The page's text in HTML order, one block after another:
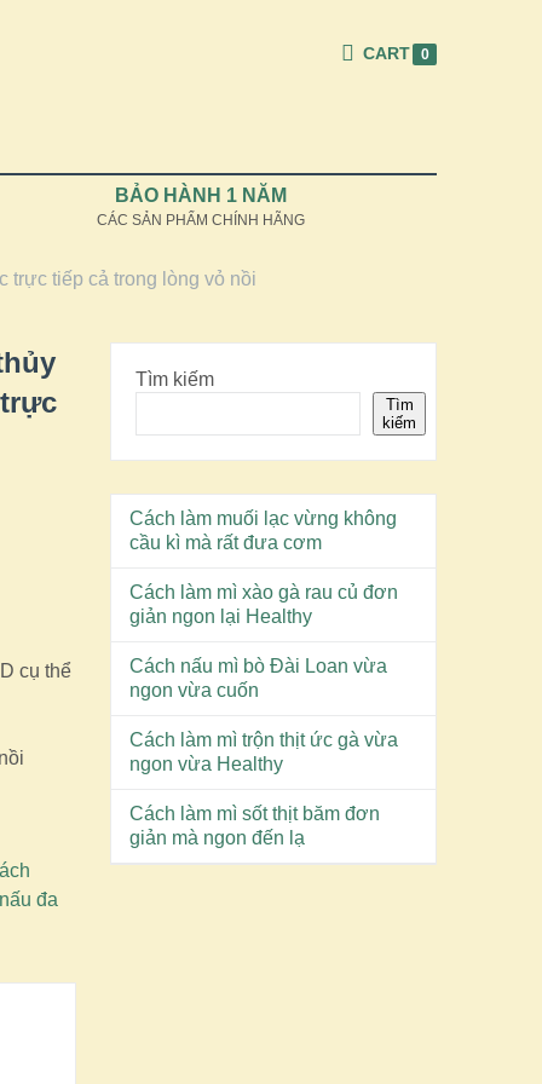
CART 0
BẢO HÀNH 1 NĂM
CÁC SẢN PHẨM CHÍNH HÃNG
trực tiếp cả trong lòng vỏ nồi
cụ thể
đa
Tìm kiếm
Tìm
kiếm
Cách làm muối lạc vừng không
cầu kì mà rất đưa cơm
Cách làm mì xào gà rau củ đơn
giản ngon lại Healthy
Cách nấu mì bò Đài Loan vừa
ngon vừa cuốn
Cách làm mì trộn thịt ức gà vừa
ngon vừa Healthy
Cách làm mì sốt thịt băm đơn
giản mà ngon đến lạ